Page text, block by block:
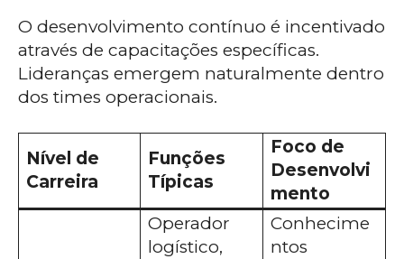
O desenvolvimento contínuo é incentivado
através de capacitações específicas.
Lideranças emergem naturalmente dentro
dos times operacionais.
Nível de
Carreira
Funções
Típicas
Foco de
Desenvolvi
mento
Operador
logístico,
Conhecime
ntos